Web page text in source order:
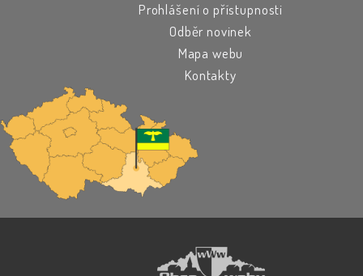
Prohlášení o přístupnosti
Odběr novinek
Mapa webu
Kontakty